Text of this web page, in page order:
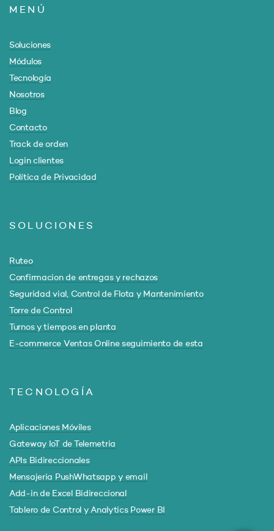
MENÚ
Soluciones
Módulos
Tecnología
Nosotros
Blog
Contacto
Track de orden
Login clientes
Política de Privacidad
SOLUCIONES
Ruteo
Confirmacion de entregas y rechazos
Seguridad vial, Control de Flota y Mantenimiento
Torre de Control
Turnos y tiempos en planta
E-commerce Ventas Online seguimiento de esta
TECNOLOGÍA
Aplicaciones Móviles
Gateway IoT de Telemetria
APIs Bidireccionales
Mensajeria PushWhatsapp y email
Add-in de Excel Bidireccional
Tablero de Control y Analytics Power BI